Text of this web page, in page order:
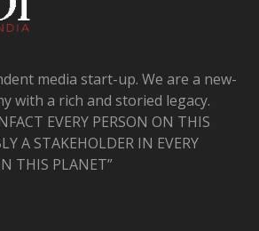
media start-up. We are a new-
with a rich and storied legacy.
EVERY PERSON ON THIS
A STAKEHOLDER IN EVERY
THIS PLANET”